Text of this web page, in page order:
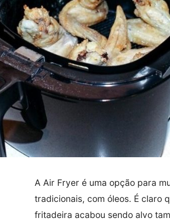
A Air Fryer é uma opção para
tradicionais, com óleos. É claro
fritadeira acabou sendo alvo